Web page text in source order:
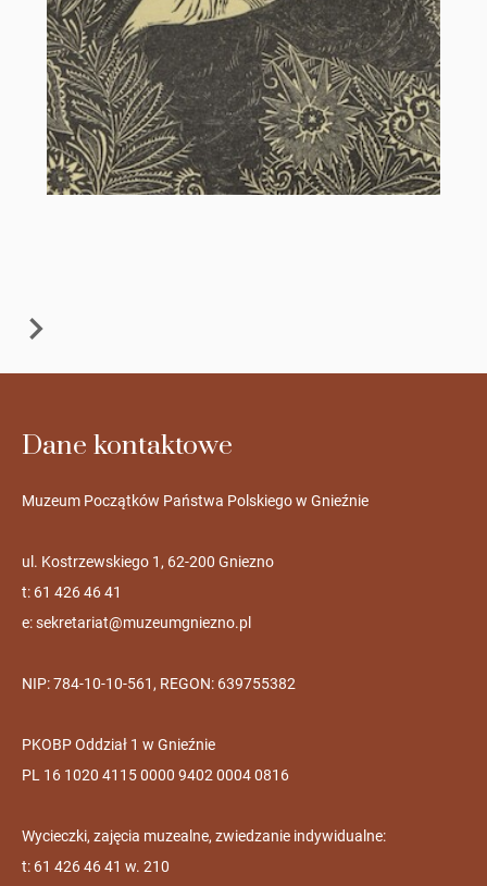
Dane kontaktowe
Muzeum Początków Państwa Polskiego w Gnieźnie
ul. Kostrzewskiego 1, 62-200 Gniezno
t: 61 426 46 41
e:sekretariat@muzeumgniezno.pl
NIP: 784-10-10-561, REGON: 639755382
PKOBP Oddział 1 w Gnieźnie
PL 16 1020 4115 0000 9402 0004 0816
Wycieczki, zajęcia muzealne, zwiedzanie indywidualne:
t: 61 426 46 41 w. 210